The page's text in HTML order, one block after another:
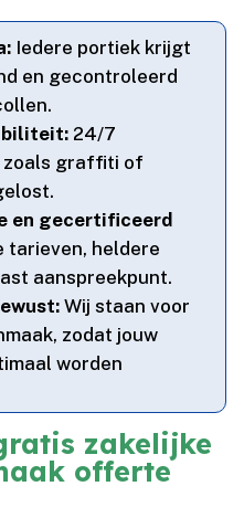
Iedere portiek krijgt
en gecontroleerd
24/7
zoals graffiti of
en gecertificeerd
tarieven, heldere
aanspreekpunt.​
Wij staan voor
zodat jouw
worden
zakelijke
offerte